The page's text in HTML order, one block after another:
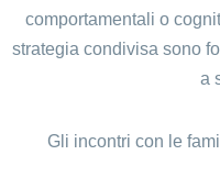
comportamentali o
strategia condivisa sono
a
Gli incontri con le